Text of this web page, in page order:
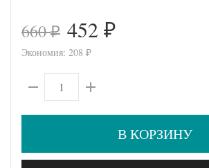
660₽ 452 ₽
Экономия: 208 ₽
В КОРЗИНУ